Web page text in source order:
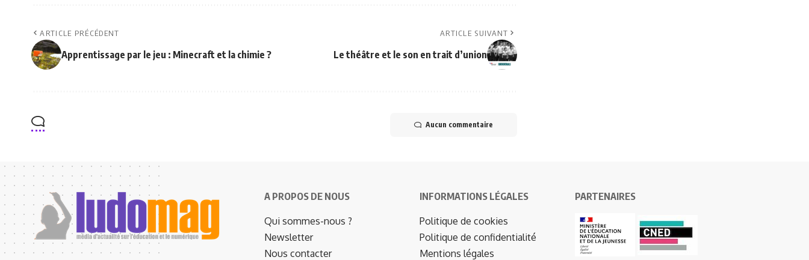
ARTICLE PRÉCÉDENT
Apprentissage par le jeu : Minecraft et la chimie ?
ARTICLE SUIVANT
Le théâtre et le son en trait d’union
Aucun commentaire
A PROPOS DE NOUS
Qui sommes-nous ?
Newsletter
Nous contacter
INFORMATIONS LÉGALES
Politique de cookies
Politique de confidentialité
Mentions légales
PARTENAIRES